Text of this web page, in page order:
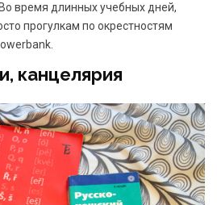
Во время длинных учебных дней,
прогулкам по окрестностям
канцелярия